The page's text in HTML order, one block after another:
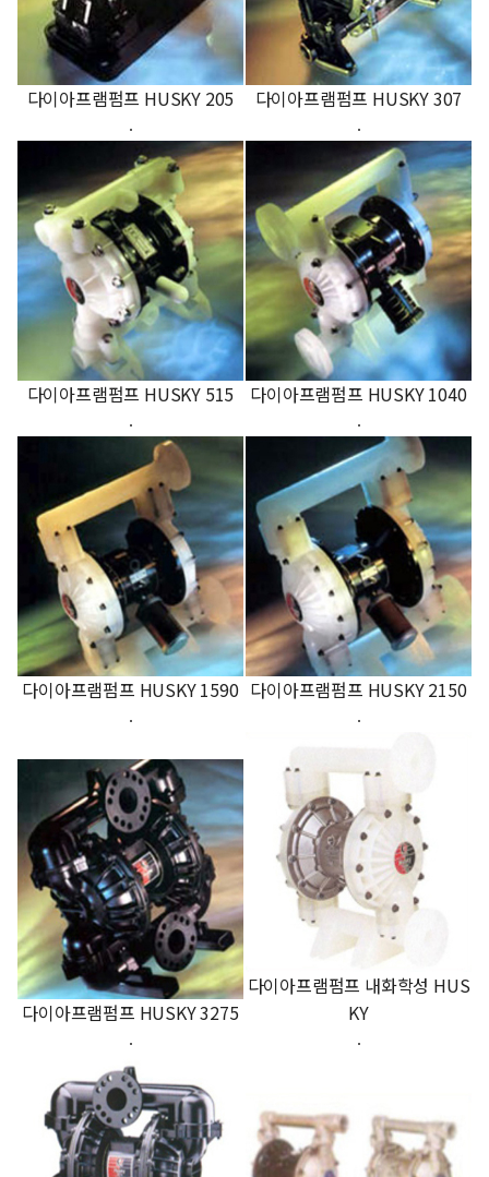
다이아프램펌프 HUSKY 205
.
다이아프램펌프 HUSKY 307
.
다이아프램펌프 HUSKY 515
.
다이아프램펌프 HUSKY 1040
.
다이아프램펌프 HUSKY 1590
.
다이아프램펌프 HUSKY 2150
.
다이아프램펌프 HUSKY 3275
.
다이아프램펌프 내화학성 HUS
KY
.